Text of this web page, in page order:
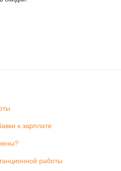
к зарплате
работы